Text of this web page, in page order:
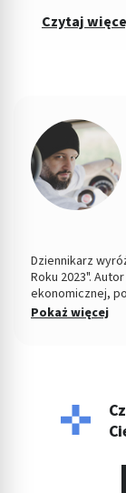
Czytaj
Dziennikarz
Roku 2023".
ekonomicznej,
Dziennikiem
Pokaż więcej